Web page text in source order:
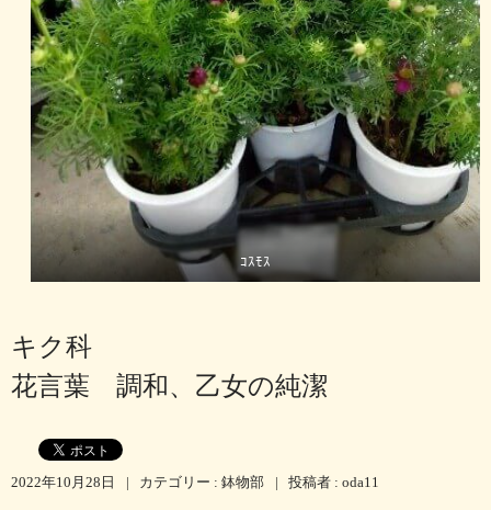
ｺｽﾓｽ
キク科
花言葉 調和、乙女の純潔
2022年10月28日 | カテゴリー : 鉢物部 | 投稿者 : oda11